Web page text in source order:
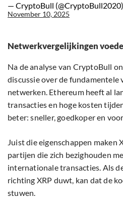
— CryptoBull (@CryptoBull2020)
November 10, 2025
Netwerkvergelijkingen
Na de analyse van CryptoBull
discussie over de fundamentele
netwerken. Ethereum heeft al
transacties en hoge kosten
beter: sneller, goedkoper en
Juist die eigenschappen maken
partijen die zich bezighouden
internationale transacties. Als
richting XRP duwt, kan dat de
stuwen.